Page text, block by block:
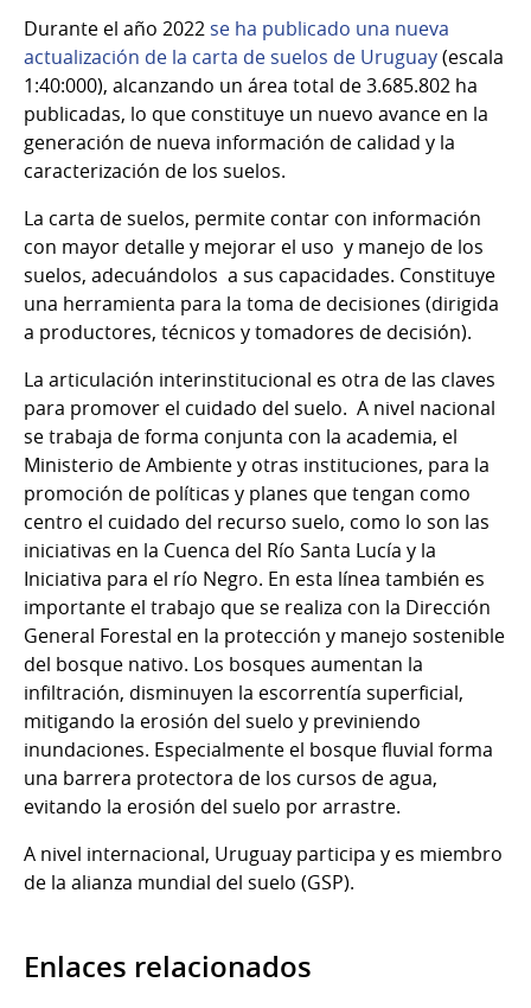
Durante el año 2022 se ha publicado una nueva
actualización de la carta de suelos de Uruguay(escala
1:40:000), alcanzando un área total de 3.685.802 ha
publicadas, lo que constituye un nuevo avance en la
generación de nueva información de calidad y la
caracterización de los suelos.
La carta de suelos, permite contar con información
con mayor detalle y mejorar el uso y manejo de los
suelos, adecuándolos a sus capacidades. Constituye
una herramienta para la toma de decisiones (dirigida
a productores, técnicos y tomadores de decisión).
La articulación interinstitucional es otra de las claves
para promover el cuidado del suelo. A nivel nacional
se trabaja de forma conjunta con la academia, el
Ministerio de Ambiente y otras instituciones, para la
promoción de políticas y planes que tengan como
centro el cuidado del recurso suelo, como lo son las
iniciativas en la Cuenca del Río Santa Lucía y la
Iniciativa para el río Negro. En esta línea también es
importante el trabajo que se realiza con la Dirección
General Forestal en la protección y manejo sostenible
del bosque nativo. Los bosques aumentan la
infiltración, disminuyen la escorrentía superficial,
mitigando la erosión del suelo y previniendo
inundaciones. Especialmente el bosque fluvial forma
una barrera protectora de los cursos de agua,
evitando la erosión del suelo por arrastre.
A nivel internacional, Uruguay participa y es miembro
de la alianza mundial del suelo (GSP).
Enlaces relacionados